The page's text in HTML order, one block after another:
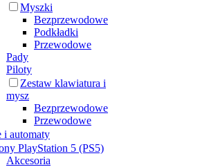
Myszki
Bezprzewodowe
Podkładki
Przewodowe
Pady
Piloty
Zestaw klawiatura i
mysz
Bezprzewodowe
Przewodowe
i automaty
PlayStation 5 (PS5)
Akcesoria